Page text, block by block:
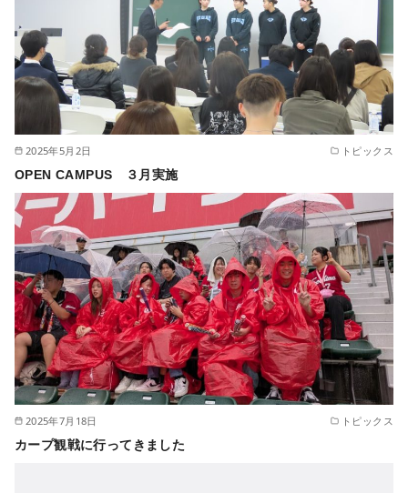
2025年5月2日 トピックス
OPEN CAMPUS ３月実施
2025年7月18日 トピックス
カープ観戦に行ってきました